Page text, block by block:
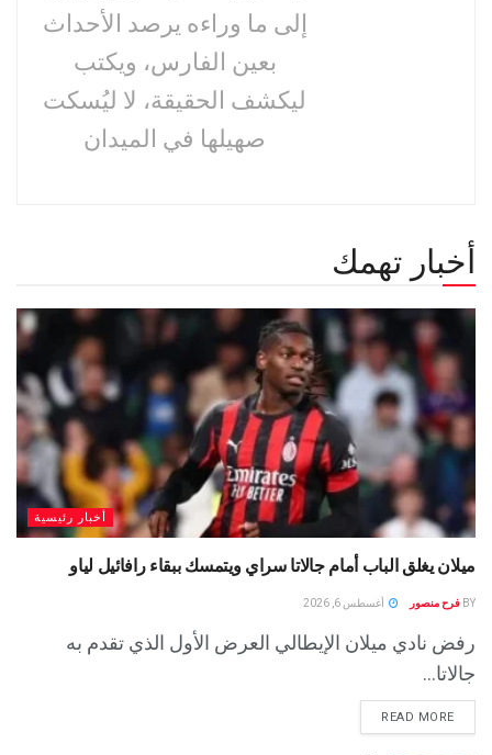
إلى ما وراءه يرصد الأحداث
بعين الفارس، ويكتب
ليكشف الحقيقة، لا ليُسكت
صهيلها في الميدان
أخبار تهمك
أخبار رئيسية
ميلان يغلق الباب أمام جالاتا سراي ويتمسك ببقاء رافائيل لياو
BY فرح منصور أغسطس 6, 2026
رفض نادي ميلان الإيطالي العرض الأول الذي تقدم به
جالاتا...
READ MORE